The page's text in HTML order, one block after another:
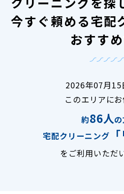
今すぐ頼める宅配
おすす
2026年07月15
このエリアに
約86人
宅配クリーニング
をご利用いただ